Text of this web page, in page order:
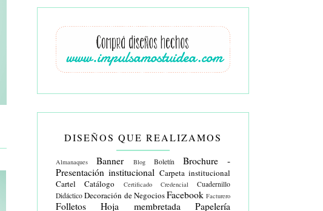
DISEÑOS QUE REALIZAMOS
Almanaques Banner Blog Boletín
Brochure -
Presentación institucional Carpeta institucional
Cartel
Catálogo Certificado Credencial
Cuadernillo
Didáctico Decoración de NegociosFacebook Facturero
Folletos Hoja membretada
Papelería